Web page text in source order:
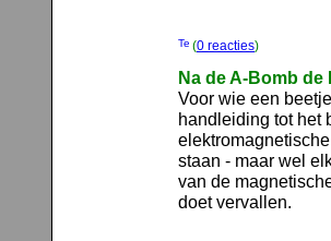
(0 reacties)
Na de A-Bomb de
Voor wie een
handleiding tot het
staan - maar wel
van de
doet vervallen.